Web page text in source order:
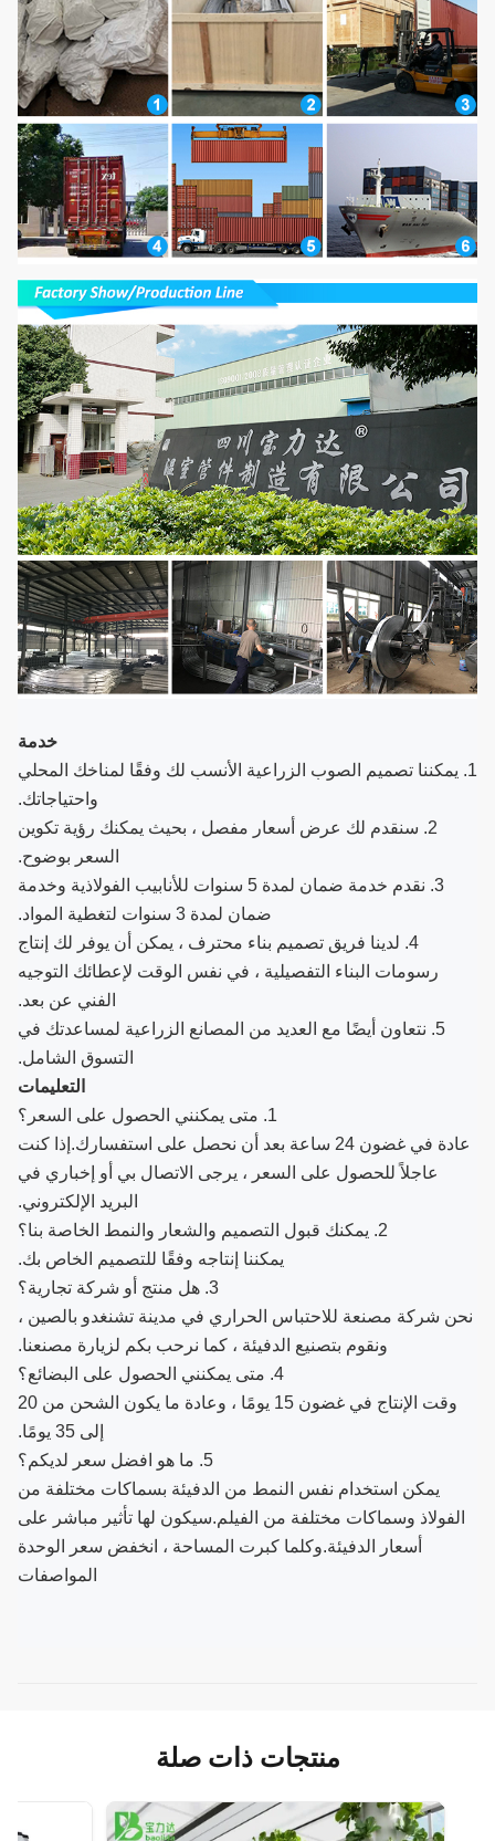
خدمة
1. يمكننا تصميم الصوب الزراعية الأنسب لك وفقًا لمناخك المحلي
واحتياجاتك.
2. سنقدم لك عرض أسعار مفصل ، بحيث يمكنك رؤية تكوين
السعر بوضوح.
3. نقدم خدمة ضمان لمدة 5 سنوات للأنابيب الفولاذية وخدمة
ضمان لمدة 3 سنوات لتغطية المواد.
4. لدينا فريق تصميم بناء محترف ، يمكن أن يوفر لك إنتاج
رسومات البناء التفصيلية ، في نفس الوقت لإعطائك التوجيه
الفني عن بعد.
5. نتعاون أيضًا مع العديد من المصانع الزراعية لمساعدتك في
التسوق الشامل.
التعليمات
1. متى يمكنني الحصول على السعر؟
عادة في غضون 24 ساعة بعد أن نحصل على استفسارك.إذا كنت
عاجلاً للحصول على السعر ، يرجى الاتصال بي أو إخباري في
البريد الإلكتروني.
2. يمكنك قبول التصميم والشعار والنمط الخاصة بنا؟
يمكننا إنتاجه وفقًا للتصميم الخاص بك.
3. هل منتج أو شركة تجارية؟
نحن شركة مصنعة للاحتباس الحراري في مدينة تشنغدو بالصين ،
ونقوم بتصنيع الدفيئة ، كما نرحب بكم لزيارة مصنعنا.
4. متى يمكنني الحصول على البضائع؟
وقت الإنتاج في غضون 15 يومًا ، وعادة ما يكون الشحن من 20
إلى 35 يومًا.
5. ما هو افضل سعر لديكم؟
يمكن استخدام نفس النمط من الدفيئة بسماكات مختلفة من
الفولاذ وسماكات مختلفة من الفيلم.سيكون لها تأثير مباشر على
أسعار الدفيئة.وكلما كبرت المساحة ، انخفض سعر الوحدة
المواصفات
منتجات ذات صلة